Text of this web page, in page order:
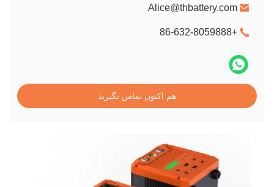
Alice@thbattery.com
+86-632-8059888
هم اکنون تماس بگیرید